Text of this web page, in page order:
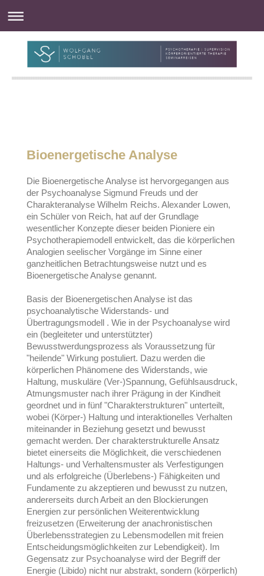
Bioenergetische Analyse
Die Bioenergetische Analyse ist hervorgegangen aus
der Psychoanalyse Sigmund Freuds und der
Charakteranalyse Wilhelm Reichs. Alexander Lowen,
ein Schüler von Reich, hat auf der Grundlage
wesentlicher Konzepte dieser beiden Pioniere ein
Psychotherapiemodell entwickelt, das die körperlichen
Analogien seelischer Vorgänge im Sinne einer
ganzheitlichen Betrachtungsweise nutzt und es
Bioenergetische Analyse genannt.
Basis der Bioenergetischen Analyse ist das
psychoanalytische Widerstands- und
Übertragungsmodell . Wie in der Psychoanalyse wird
ein (begleiteter und unterstützter)
Bewusstwerdungsprozess als Voraussetzung für
"heilende" Wirkung postuliert. Dazu werden die
körperlichen Phänomene des Widerstands, wie
Haltung, muskuläre (Ver-)Spannung, Gefühlsausdruck,
Atmungsmuster nach ihrer Prägung in der Kindheit
geordnet und in fünf "Charakterstrukturen" unterteilt,
wobei (Körper-) Haltung und interaktionelles Verhalten
miteinander in Beziehung gesetzt und bewusst
gemacht werden. Der charakterstrukturelle Ansatz
bietet einerseits die Möglichkeit, die verschiedenen
Haltungs- und Verhaltensmuster als Verfestigungen
und als erfolgreiche (Überlebens-) Fähigkeiten und
Fundamente zu akzeptieren und bewusst zu nutzen,
andererseits durch Arbeit an den Blockierungen
Energien zur persönlichen Weiterentwicklung
freizusetzen (Erweiterung der anachronistischen
Überlebensstrategien zu Lebensmodellen mit freien
Entscheidungsmöglichkeiten zur Lebendigkeit). Im
Gegensatz zur Psychoanalyse wird der Begriff der
Energie (Libido) nicht nur abstrakt, sondern (körperlich)